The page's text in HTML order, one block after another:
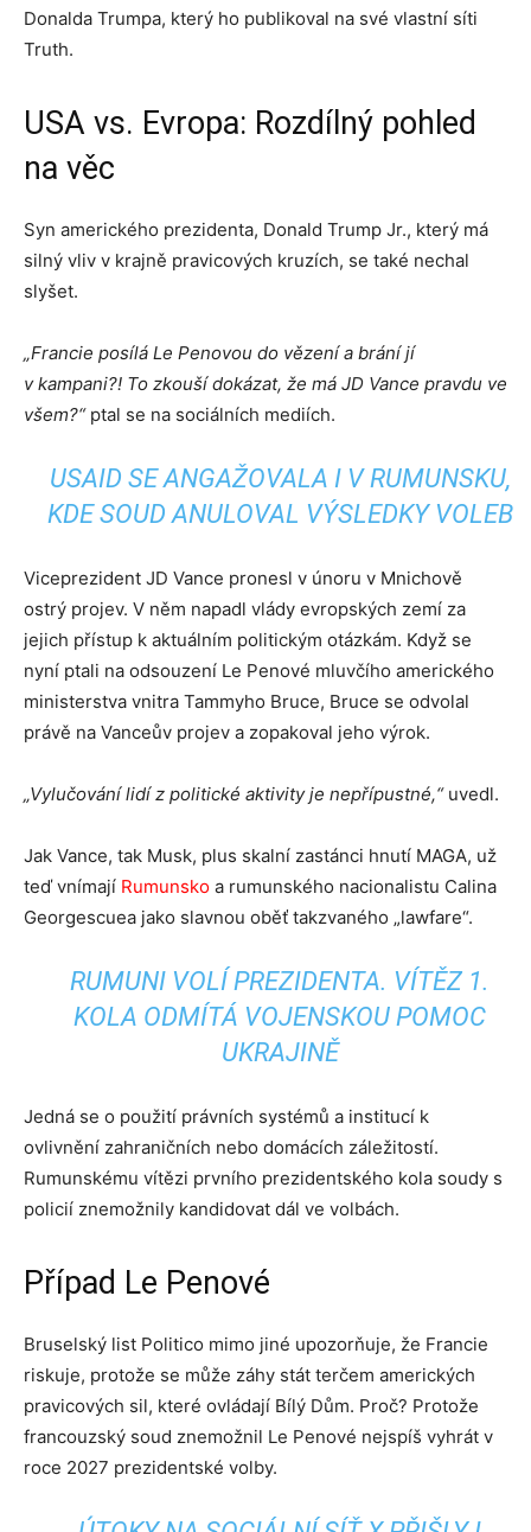
Donalda Trumpa, který ho publikoval na své vlastní síti
Truth.
USA vs. Evropa: Rozdílný pohled
na věc
Syn amerického prezidenta, Donald Trump Jr., který má
silný vliv v krajně pravicových kruzích, se také nechal
slyšet.
„Francie posílá Le Penovou do vězení a brání jí
v kampani?! To zkouší dokázat, že má JD Vance pravdu ve
všem?“ptal se na sociálních mediích.
USAID SE ANGAŽOVALA I V RUMUNSKU,
KDE SOUD ANULOVAL VÝSLEDKY VOLEB
Viceprezident JD Vance pronesl v únoru v Mnichově
ostrý projev. V něm napadl vlády evropských zemí za
jejich přístup k aktuálním politickým otázkám. Když se
nyní ptali na odsouzení Le Penové mluvčího amerického
ministerstva vnitra Tammyho Bruce, Bruce se odvolal
právě na Vanceův projev a zopakoval jeho výrok.
„Vylučování lidí z politické aktivity je nepřípustné,“ uvedl.
Jak Vance, tak Musk, plus skalní zastánci hnutí MAGA, už
teď vnímají Rumunsko a rumunského nacionalistu Calina
Georgescuea jako slavnou oběť takzvaného „lawfare“.
RUMUNI VOLÍ PREZIDENTA. VÍTĚZ 1.
KOLA ODMÍTÁ VOJENSKOU POMOC
UKRAJINĚ
Jedná se o použití právních systémů a institucí k
ovlivnění zahraničních nebo domácích záležitostí.
Rumunskému vítězi prvního prezidentského kola soudy s
policií znemožnily kandidovat dál ve volbách.
Případ Le Penové
Bruselský list Politico mimo jiné upozorňuje, že Francie
riskuje, protože se může záhy stát terčem amerických
pravicových sil, které ovládají Bílý Dům. Proč? Protože
francouzský soud znemožnil Le Penové nejspíš vyhrát v
roce 2027 prezidentské volby.